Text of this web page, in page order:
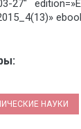
03-27″
НАУКИ